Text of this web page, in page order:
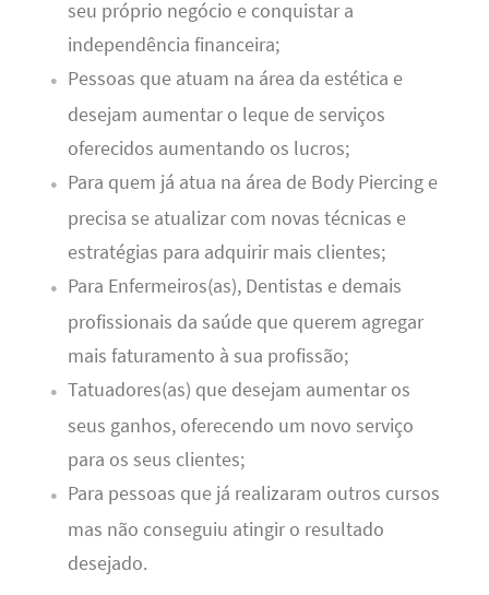
seu próprio negócio e conquistar a
independência financeira;
Pessoas que atuam na área da estética e
desejam aumentar o leque de serviços
oferecidos aumentando os lucros;
Para quem já atua na área de Body Piercing e
precisa se atualizar com novas técnicas e
estratégias para adquirir mais clientes;
Para Enfermeiros(as), Dentistas e demais
profissionais da saúde que querem agregar
mais faturamento à sua profissão;
Tatuadores(as) que desejam aumentar os
seus ganhos, oferecendo um novo serviço
para os seus clientes;
Para pessoas que já realizaram outros cursos
mas não conseguiu atingir o resultado
desejado.